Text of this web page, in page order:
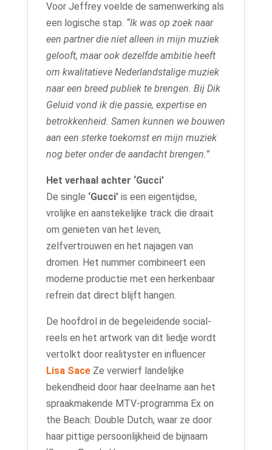
Voor Jeffrey voelde de samenwerking als
een logische stap. “Ik was op zoek naar
een partner die niet alleen in mijn muziek
gelooft, maar ook dezelfde ambitie heeft
om kwalitatieve Nederlandstalige muziek
naar een breed publiek te brengen. Bij Dik
Geluid vond ik die passie, expertise en
betrokkenheid. Samen kunnen we bouwen
aan een sterke toekomst en mijn muziek
nog beter onder de aandacht brengen.”
Het verhaal achter ‘Gucci’
De single ‘Gucci’is een eigentijdse,
vrolijke en aanstekelijke track die draait
om genieten van het leven,
zelfvertrouwen en het najagen van
dromen. Het nummer combineert een
moderne productie met een herkenbaar
refrein dat direct blijft hangen.
De hoofdrol in de begeleidende social-
reels en het artwork van dit liedje wordt
vertolkt door realityster en influencer
Lisa SaceZe verwierf landelijke
bekendheid door haar deelname aan het
spraakmakende MTV-programma Ex on
the Beach: Double Dutch, waar ze door
haar pittige persoonlijkheid de bijnaam